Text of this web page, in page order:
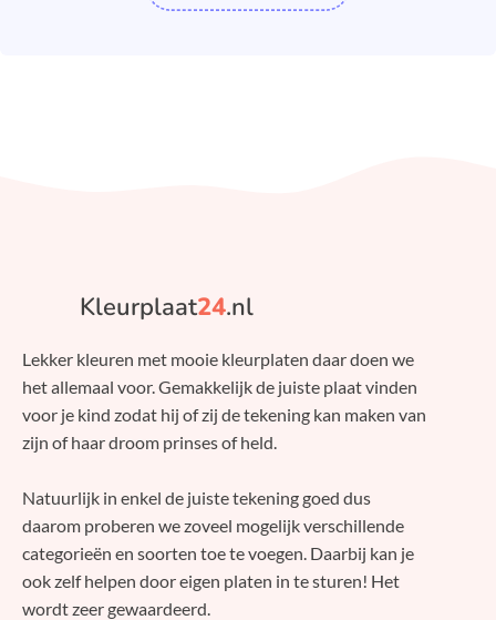
Kleurplaat24.nl
Lekker kleuren met mooie kleurplaten daar doen we
het allemaal voor. Gemakkelijk de juiste plaat vinden
voor je kind zodat hij of zij de tekening kan maken van
zijn of haar droom prinses of held.
Natuurlijk in enkel de juiste tekening goed dus
daarom proberen we zoveel mogelijk verschillende
categorieën en soorten toe te voegen. Daarbij kan je
ook zelf helpen door eigen platen in te sturen! Het
wordt zeer gewaardeerd.